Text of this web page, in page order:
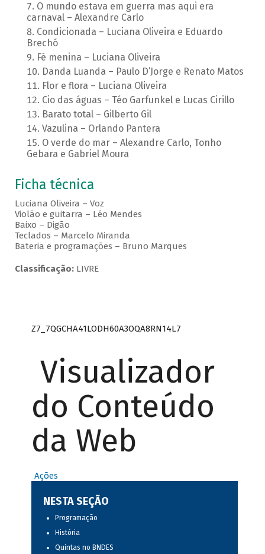
O mundo estava em guerra mas aqui era
carnaval – Alexandre Carlo
Condicionada – Luciana Oliveira e Eduardo
Brechó
Fé menina – Luciana Oliveira
Danda Luanda – Paulo D’Jorge e Renato Matos
Flor e flora – Luciana Oliveira
Cio das águas – Téo Garfunkel e Lucas Cirillo
Barato total – Gilberto Gil
Vazulina – Orlando Pantera
O verde do mar – Alexandre Carlo, Tonho
Gebara e Gabriel Moura
Ficha técnica
Luciana Oliveira – Voz
Violão e guitarra – Léo Mendes
Baixo – Digão
Teclados – Marcelo Miranda
Bateria e programações – Bruno Marques
Classificação:LIVRE
Z7_7QGCHA41LODH60A3OQA8RN14L7
Visualizador
do Conteúdo
da Web
Ações
NESTA SEÇÃO
Programação
História
Quintas no BNDES